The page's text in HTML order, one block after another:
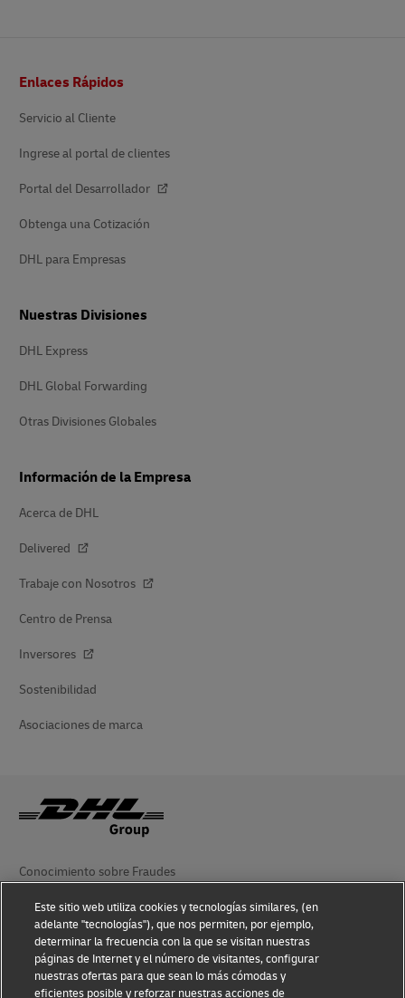
de
Enlaces Rápidos
Servicio al Cliente
Ingrese al portal de clientes
Portal del Desarrollador
Obtenga una Cotización
DHL para Empresas
Nuestras Divisiones
DHL Express
DHL Global Forwarding
Otras Divisiones Globales
Información de la Empresa
Acerca de DHL
Delivered
Trabaje con Nosotros
Centro de Prensa
Inversores
Sostenibilidad
Asociaciones de marca
Conocimiento sobre Fraudes
Aviso Legal
Condiciones de Uso
Aviso de Privacidad
Este sitio web utiliza cookies y tecnologías similares, (en
adelante "tecnologías"), que nos permiten, por ejemplo,
determinar la frecuencia con la que se visitan nuestras
páginas de Internet y el número de visitantes, configurar
nuestras ofertas para que sean lo más cómodas y
eficientes posible y reforzar nuestras acciones de